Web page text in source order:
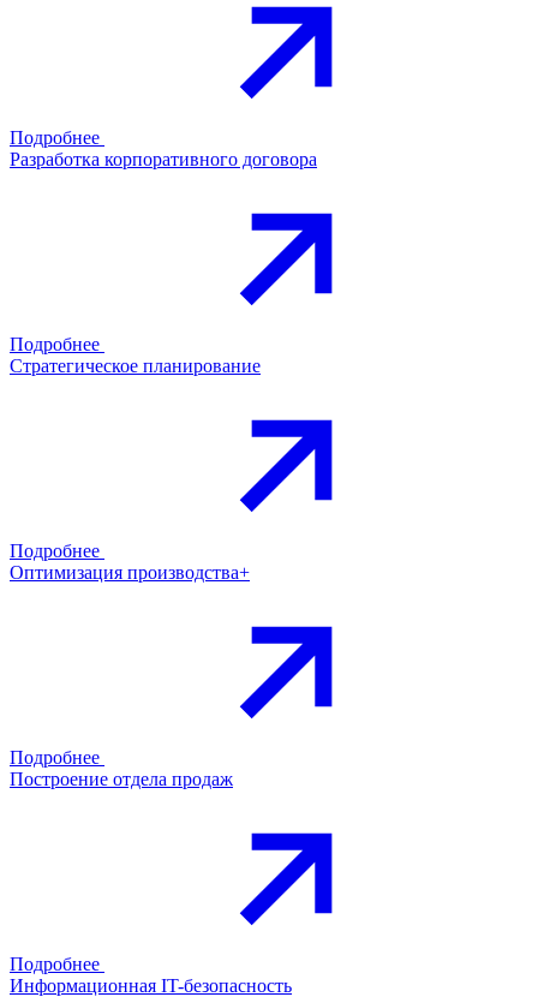
Подробнее
Разработка корпоративного договора
Подробнее
Стратегическое планирование
Подробнее
Оптимизация производства+
Подробнее
Построение отдела продаж
Подробнее
Информационная IT-безопасность